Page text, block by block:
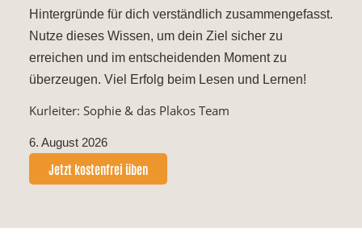
Hintergründe für dich verständlich zusammengefasst.
Nutze dieses Wissen, um dein Ziel sicher zu
erreichen und im entscheidenden Moment zu
überzeugen. Viel Erfolg beim Lesen und Lernen!
Kurleiter: Sophie & das Plakos Team
6. August 2026
Jetzt kostenfrei üben